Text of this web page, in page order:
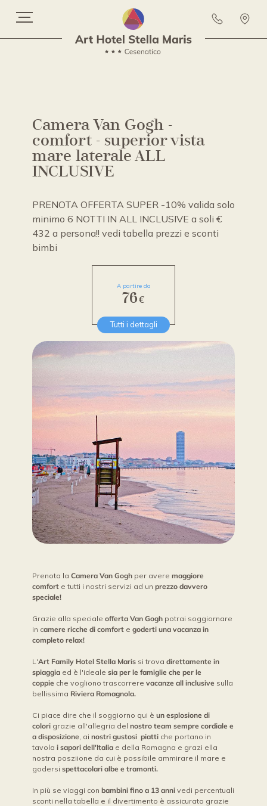
Camera Van Gogh -
comfort - superior vista
mare laterale ALL
INCLUSIVE
PRENOTA OFFERTA SUPER -10% valida solo
minimo 6 NOTTI IN ALL INCLUSIVE a soli €
432 a persona!! vedi tabella prezzi e sconti
bimbi
A partire da
76€
Tutti i dettagli
Prenota la Camera Van Gogh per avere maggiore
comfort e tutti i nostri servizi ad un prezzo davvero
speciale!
Grazie alla speciale offerta Van Gogh potrai soggiornare
in camere ricche di comfort e goderti una vacanza in
completo relax!
L'Art Family Hotel Stella Maris si trova direttamente in
spiaggia ed è l'ideale sia per le famiglie che per le
coppie che vogliono trascorrere vacanze all inclusive sulla
bellissima Riviera Romagnola.
Ci piace dire che il soggiorno qui è un esplosione di
colori grazie all'allegria del nostro team sempre cordiale e
a disposizione , ai nostri gustosi piatti che portano in
tavola i sapori dell'Italia e della Romagna e grazi ella
nostra posziione da cui è possibile ammirare il mare e
godersi spettacolari albe e tramonti.
In più se viaggi con bambini fino a 13 anni vedi percentuali
sconti nella tabella e il divertimento è assicurato grazie